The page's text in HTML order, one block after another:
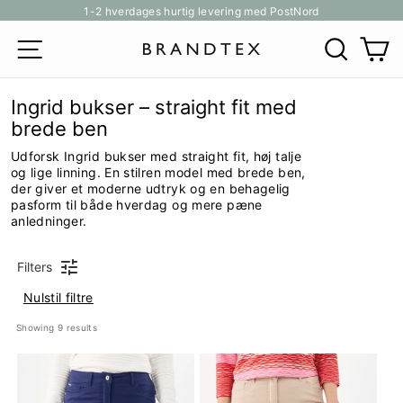
til
indhold
slideshow
1-2 hverdages hurtig levering med PostNord
SITE NAVIGATION SØG
Ingrid bukser – straight fit med
brede ben
Udforsk Ingrid bukser med straight fit, høj talje
og lige linning. En stilren model med brede ben,
der giver et moderne udtryk og en behagelig
pasform til både hverdag og mere pæne
anledninger.
Filters
Nulstil filtre
Showing 9 results